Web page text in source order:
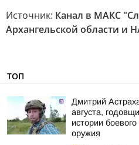
Источник: Канал в МАКС
Архангельской области и
ТОП
Дмитрий
августа,
истории
оружия